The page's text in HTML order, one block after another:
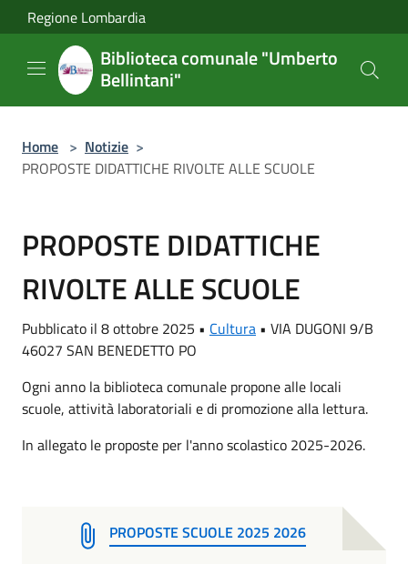
Salta al contenuto principale
Regione Lombardia
Biblioteca comunale "Umberto
Bellintani"
Home > Notizie >
PROPOSTE DIDATTICHE RIVOLTE ALLE SCUOLE
PROPOSTE DIDATTICHE
RIVOLTE ALLE SCUOLE
Pubblicato il 8 ottobre 2025 • Cultura • VIA DUGONI 9/B
46027 SAN BENEDETTO PO
Ogni anno la biblioteca comunale propone alle locali
scuole, attività laboratoriali e di promozione alla lettura.
In allegato le proposte per l'anno scolastico 2025-2026.
PROPOSTE SCUOLE 2025 2026